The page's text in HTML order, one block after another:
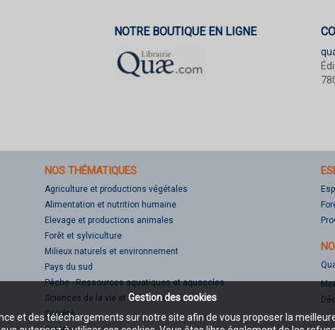
Gestion des cookies
et des téléchargements sur notre site afin de vous proposer la
NOTRE BOUTIQUE EN LIGNE
NOS THÉMATIQUES
Agriculture et productions végétales
Alimentation et nutrition humaine
Elevage et productions animales
Forêt et sylviculture
Milieux naturels et environnement
Pays du sud
Pêche - Ressources aquatiques et aquacoles
Sciences de la vie et de la terre
Société